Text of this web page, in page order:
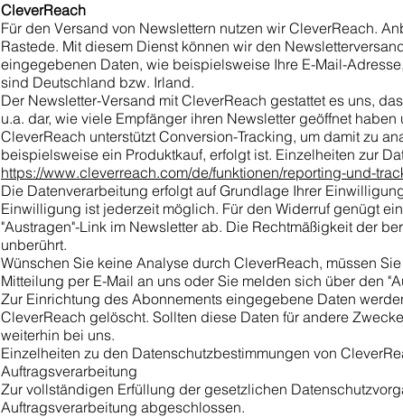
CleverReach
Für den Versand von Newslettern nutzen wir CleverReach.
Rastede. Mit diesem Dienst können wir den
eingegebenen Daten, wie beispielsweise Ihre E-Mail-
sind Deutschland bzw. Irland.
Der Newsletter-Versand mit CleverReach gestattet es uns,
u.a. dar, wie viele Empfänger ihren Newsletter geöffnet
CleverReach unterstützt Conversion-Tracking, um damit zu
beispielsweise ein Produktkauf, erfolgt ist. Einzelheiten zur
https://www.cleverreach.com/de/funktionen/reporting-und-
Die Datenverarbeitung erfolgt auf Grundlage Ihrer
Einwilligung ist jederzeit möglich. Für den Widerruf genügt
"Austragen"-Link im Newsletter ab. Die Rechtmäßigkeit der
unberührt.
Wünschen Sie keine Analyse durch CleverReach, müssen
Mitteilung per E-Mail an uns oder Sie melden sich über den
Zur Einrichtung des Abonnements eingegebene Daten
CleverReach gelöscht. Sollten diese Daten für andere
weiterhin bei uns.
Einzelheiten zu den Datenschutzbestimmungen von
Auftragsverarbeitung
Zur vollständigen Erfüllung der gesetzlichen
Auftragsverarbeitung abgeschlossen.